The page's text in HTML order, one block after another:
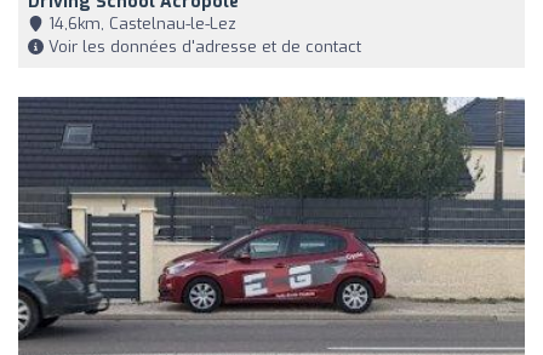
14,6km, Castelnau-le-Lez
Voir les données d'adresse et de contact